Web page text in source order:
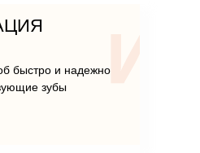
быстро и надежно
зубы